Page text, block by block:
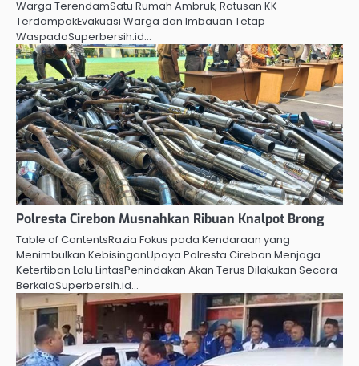
Warga TerendamSatu Rumah Ambruk, Ratusan KK
TerdampakEvakuasi Warga dan Imbauan Tetap
WaspadaSuperbersih.id…
Polresta Cirebon Musnahkan Ribuan Knalpot Brong
Table of ContentsRazia Fokus pada Kendaraan yang
Menimbulkan KebisinganUpaya Polresta Cirebon Menjaga
Ketertiban Lalu LintasPenindakan Akan Terus Dilakukan Secara
BerkalaSuperbersih.id…